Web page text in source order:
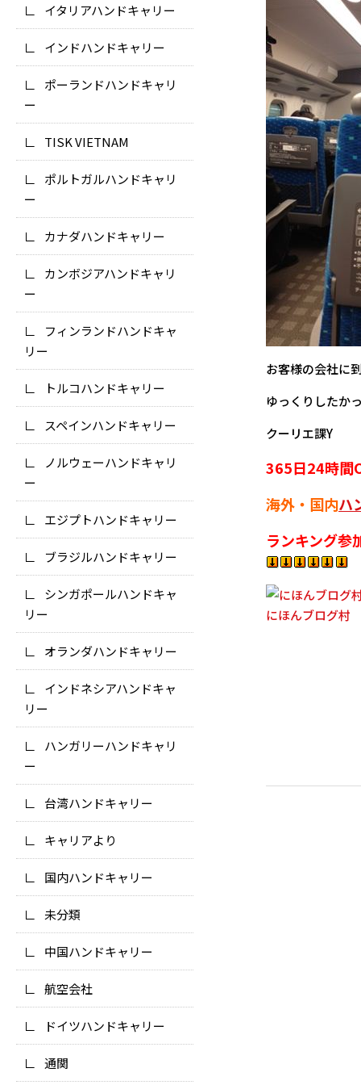
イタリアハンドキャリー
インドハンドキャリー
ポーランドハンドキャリ
ー
TISK VIETNAM
ポルトガルハンドキャリ
ー
カナダハンドキャリー
カンボジアハンドキャリ
ー
フィンランドハンドキャ
リー
トルコハンドキャリー
スペインハンドキャリー
ノルウェーハンドキャリ
ー
エジプトハンドキャリー
ブラジルハンドキャリー
シンガポールハンドキャ
リー
オランダハンドキャリー
インドネシアハンドキャ
リー
ハンガリーハンドキャリ
ー
台湾ハンドキャリー
キャリアより
国内ハンドキャリー
未分類
中国ハンドキャリー
航空会社
ドイツハンドキャリー
通関
お客様の会社に
ゆっくりしたか
クーリエ課Y
365日24時
海外・国内ハ
ランキング参
にほんブログ村